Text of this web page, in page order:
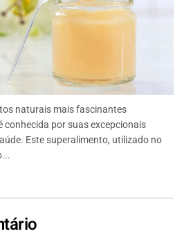
naturais mais fascinantes
conhecida por suas excepcionais
Este superalimento, utilizado no